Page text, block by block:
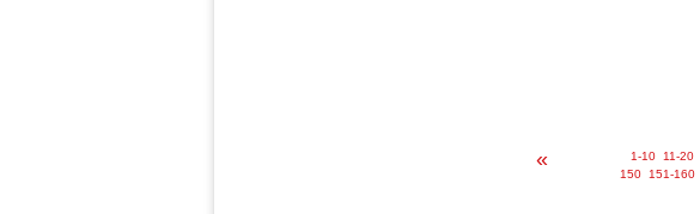
« 1-10 11-20
150
151-160